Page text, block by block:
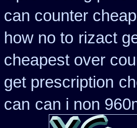
can counter
how no to rizact
cheapest over
get prescription
can can i non